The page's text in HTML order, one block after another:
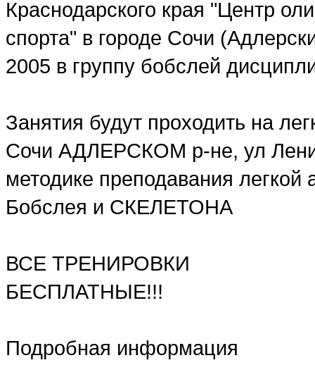
Краснодарского края "Центр
спорта" в городе Сочи
2005 в группу бобслей
Занятия будут проходить на
Сочи АДЛЕРСКОМ р-не, ул
методике преподавания легкой
Бобслея и СКЕЛЕТОНА
ВСЕ ТРЕНИРОВКИ
БЕСПЛАТНЫЕ!!!
Подробная информация